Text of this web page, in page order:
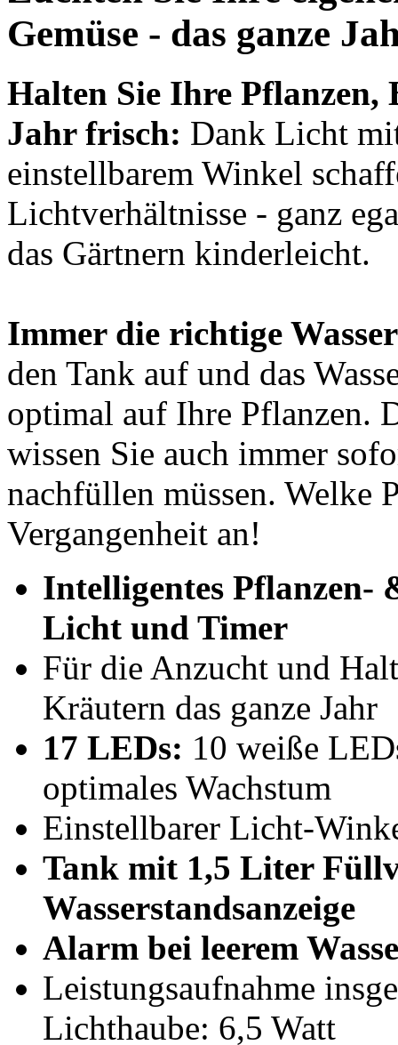
Gemüse - das ganze
Halten Sie Ihre Pflanzen,
Jahr frisch: Dank Licht
einstellbarem Winkel
Lichtverhältnisse - ganz
das Gärtnern kinderleicht.
Immer die richtige
den Tank auf und das
optimal auf Ihre Pflanzen.
wissen Sie auch immer
nachfüllen müssen. Welke
Vergangenheit an!
Intelligentes Pflanzen-
Licht und Timer
Für die Anzucht und
Kräutern das ganze Jahr
17 LEDs: 10 weiße
optimales Wachstum
Einstellbarer Licht-
Tank mit 1,5 Liter
Wasserstandsanzeige
Alarm bei leerem
Leistungsaufnahme
Lichthaube: 6,5 Watt